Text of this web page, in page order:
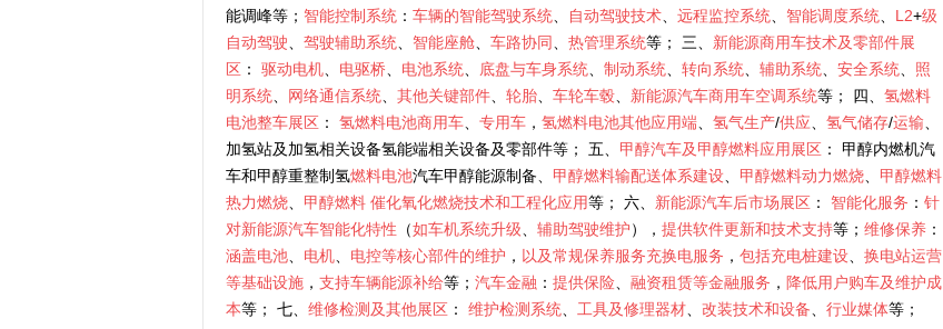
能调峰等； 智能控制系统 ： 车辆的智能驾驶系统 自动驾驶技术 远程监控系统 智能调度系统 L2+级
自动驾驶
驾驶辅助系统 智能座舱 车路协同 热管理系统等； 三、 新能源商用车技术及零部件展
区 ： 驱动电机 电驱桥 电池系统 底盘与车身系统 制动系统 转向系统 辅助系统 安全系统
照
明系统
网络通信系统 其他关键部件 轮胎 车轮车毂 新能源汽车商用车空调系统等； 四、 氢燃料
电池整车展区 ： 氢燃料电池商用车 专用车 ， 氢燃料电池其他应用端 氢气生产/供应 氢气储存/运输
加氢站及加氢相关设备氢能端相关设备及零部件等； 五、 甲醇汽车及甲醇燃料应用展区 ： 甲醇内燃机汽
车和甲醇重整制氢燃料电池汽车甲醇能源制备、 甲醇燃料输配送体系建设 甲醇燃料动力燃烧
甲醇燃料
热力燃烧
甲醇燃料 催化氧化燃烧技术和工程化应用等； 六、 新能源汽车后市场展区 ： 智能化服务 ： 针
对新能源汽车智能化特性 （如车机系统升级 辅助驾驶维护）， 提供软件更新和技术支持等； 维修保养 ：
涵盖电池
电机 电控等核心部件的维护 ， 以及常规保养服务充换电服务 ， 包括充电桩建设
换电站运营
等基础设施 ， 支持车辆能源补给等； 汽车金融 ： 提供保险 融资租赁等金融服务 ， 降低用户购车及维护成
本等； 七、 维修检测及其他展区 ： 维护检测系统 工具及修理器材 改装技术和设备 行业媒体等；